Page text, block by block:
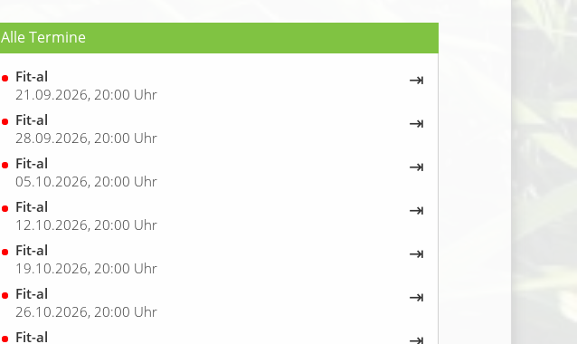
Alle Termine
⇥
Fit-al
21.09.2026, 20:00 Uhr
⇥
Fit-al
28.09.2026, 20:00 Uhr
⇥
Fit-al
05.10.2026, 20:00 Uhr
⇥
Fit-al
12.10.2026, 20:00 Uhr
⇥
Fit-al
19.10.2026, 20:00 Uhr
⇥
Fit-al
26.10.2026, 20:00 Uhr
Fit-al